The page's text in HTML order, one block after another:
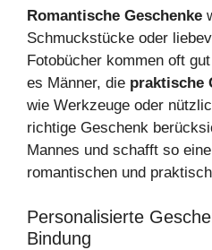
Romantische Geschenke
Schmuckstücke oder
Fotobücher kommen oft
es Männer, die praktische
wie Werkzeuge oder
richtige Geschenk
Mannes und schafft so
romantischen und
Personalisierte
Bindung